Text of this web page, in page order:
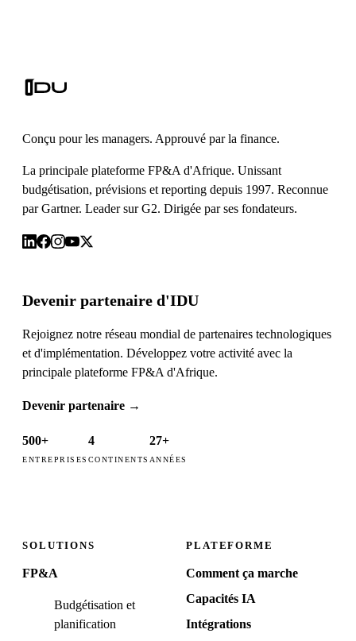
Conçu pour les managers. Approuvé par la finance.
La principale plateforme FP&A d'Afrique. Unissant
budgétisation, prévisions et reporting depuis 1997. Reconnue
par Gartner. Leader sur G2. Dirigée par ses fondateurs.
Devenir partenaire d'IDU
Rejoignez notre réseau mondial de partenaires technologiques
et d'implémentation. Développez votre activité avec la
principale plateforme FP&A d'Afrique.
Devenir partenaire →
500+
ENTREPRISES
4
CONTINENTS
27+
ANNÉES
SOLUTIONS
FP&A
Budgétisation et
planification
PLATEFORME
Comment ça marche
Capacités IA
Intégrations